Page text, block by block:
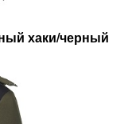
хаки/черный